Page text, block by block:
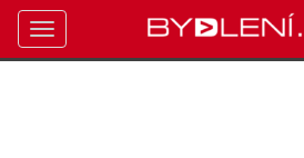
Toggle
navigation